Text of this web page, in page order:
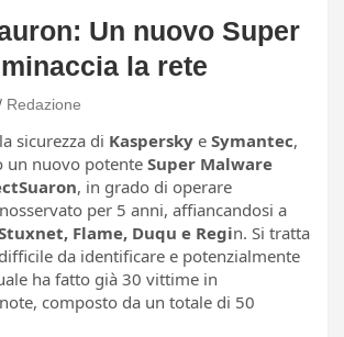
Un nuovo Super
la rete
Redazione
sicurezza di Kaspersky e Symantec,
un nuovo potenteSuper Malware
, in grado di operare
per 5 anni, affiancandosi a
Flame, Duqu e Regin. Si tratta
da identificare e potenzialmente
ha fatto già 30 vittime in
composto da un totale di 50